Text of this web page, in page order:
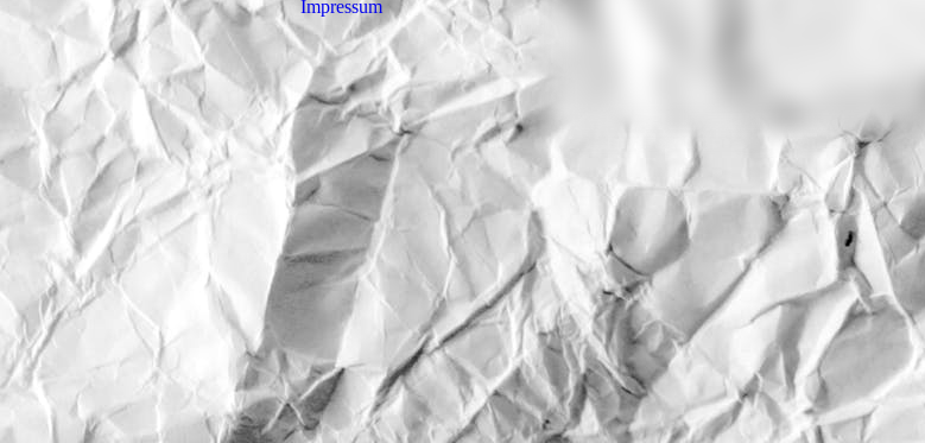
Impressum